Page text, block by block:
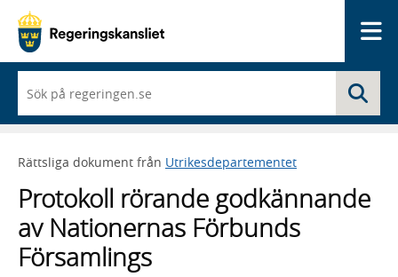
du
börjar
skriva
framträder
lista
med
sökförslag
Rättsliga dokument från Utrikesdepartementet
Protokoll rörande godkännande
av Nationernas Förbunds
Församlings